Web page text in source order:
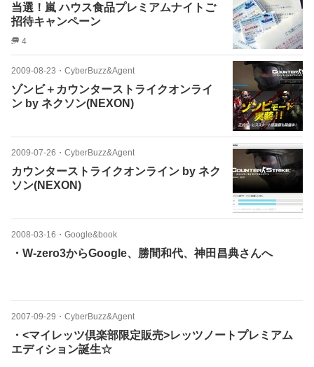
当選！嵐 ハウス食品プレミアムナイトご
招待キャンペーン
4
2009-08-23 ・ CyberBuzz&Agent
ゾンビ＋カウンターストライクオンライ
ン by ネクソン(NEXON)
2009-07-26 ・ CyberBuzz&Agent
カウンターストライクオンライン by ネク
ソン(NEXON)
2008-03-16 ・ Google&book
・W-zero3からGoogle、勝間和代、神田昌典さんへ
2007-09-29 ・ CyberBuzz&Agent
・<マイレッツ倶楽部限定販売>レッツノートプレミアム
エディション誕生☆